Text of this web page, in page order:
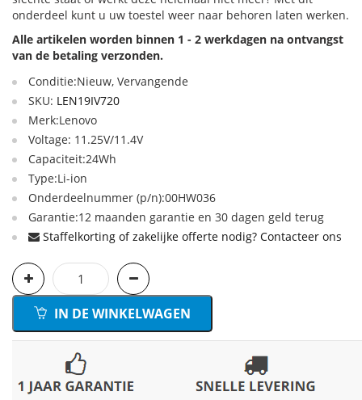
onderdeel kunt u uw toestel weer naar behoren laten werken.
Alle artikelen worden binnen 1 - 2 werkdagen na ontvangst
van de betaling verzonden.
Conditie:Nieuw, Vervangende
SKU: LEN19IV720
Merk:Lenovo
Voltage: 11.25V/11.4V
Capaciteit:24Wh
Type:Li-ion
Onderdeelnummer (p/n):00HW036
Garantie:12 maanden garantie en 30 dagen geld terug
Staffelkorting of zakelijke offerte nodig? Contacteer ons
IN DE WINKELWAGEN